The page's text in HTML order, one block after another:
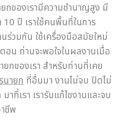
ของเรามีความชำนาญสูง มี
ปี เราใช้คนพื้นที่ในการ
นร่วมกัน ใช้เครื่องมือสมัยใหม่
น ท่านจะพอใจในผลงานเมื่อ
กของเรา สำหรับท่านที่เคย
ายก ที่อื่นมา งานไม่จบ ปิดไม่
าที่เรา เรารับแก้ไขงานและจบ
ชีพ